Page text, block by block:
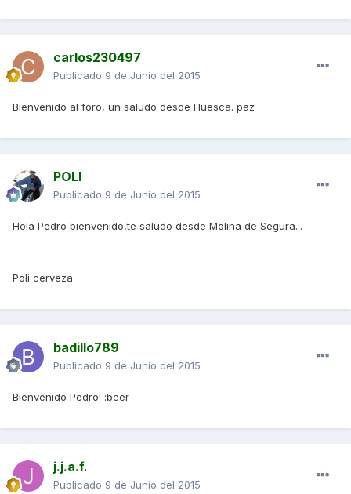
carlos230497
Publicado 9 de Junio del 2015
Bienvenido al foro, un saludo desde Huesca. paz_
POLI
Publicado 9 de Junio del 2015
Hola Pedro bienvenido,te saludo desde Molina de Segura...
Poli cerveza_
badillo789
Publicado 9 de Junio del 2015
Bienvenido Pedro! :beer
j.j.a.f.
Publicado 9 de Junio del 2015